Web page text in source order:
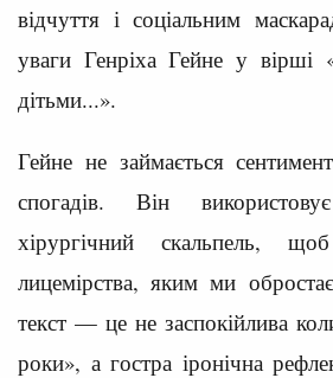
відчуття і соціальним
уваги Генріха Гейне у
дітьми...».
Гейне не займається
спогадів. Він
хірургічний скальпель,
лицемірства, яким ми
текст — це не заспокійлива
роки», а гостра іронічна